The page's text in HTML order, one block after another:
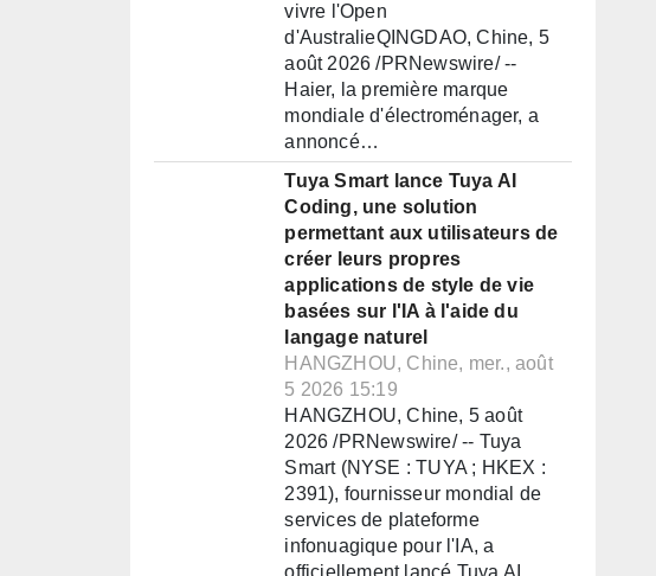
vivre l'Open
d'AustralieQINGDAO, Chine, 5
août 2026 /PRNewswire/ --
Haier, la première marque
mondiale d'électroménager, a
annoncé…
Tuya Smart lance Tuya AI
Coding, une solution
permettant aux utilisateurs de
créer leurs propres
applications de style de vie
basées sur l'IA à l'aide du
langage naturel
HANGZHOU, Chine, mer., août
5 2026 15:19
HANGZHOU, Chine, 5 août
2026 /PRNewswire/ -- Tuya
Smart (NYSE : TUYA ; HKEX :
2391), fournisseur mondial de
services de plateforme
infonuagique pour l'IA, a
officiellement lancé Tuya AI